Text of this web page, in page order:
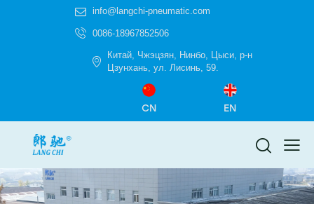
info@langchi-pneumatic.com
0086-18967852506
Китай, Чжэцзян, Нинбо, Цыси, р-н
Цзунхань, ул. Лисинь, 59.
CN EN